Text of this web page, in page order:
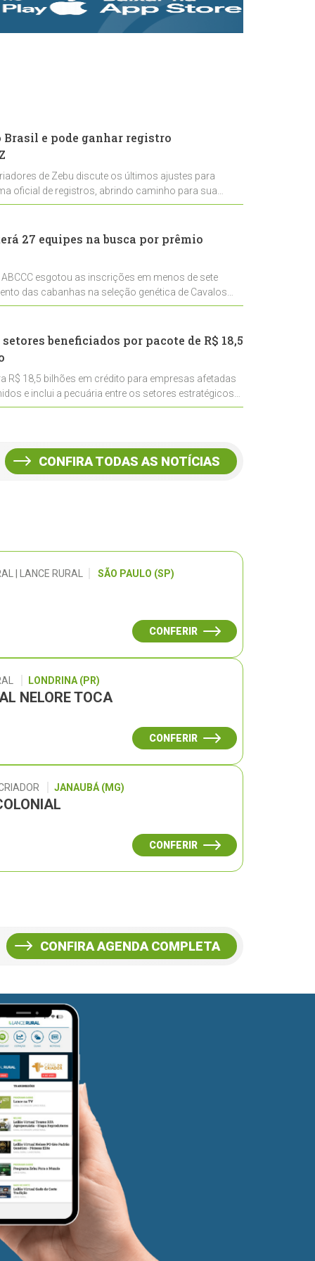
rastreabilidade e
rigor técnico para
Brasil e pode ganhar registro
de Zebu discute os últimos ajustes para
oficial de registros, abrindo caminho para sua
27 equipes na busca por prêmio
esgotou as inscrições em menos de sete
das cabanhas na seleção genética de Cavalos
beneficiados por pacote de R$ 18,5
R$ 18,5 bilhões em crédito para empresas afetadas
e inclui a pecuária entre os setores estratégicos
CONFIRA TODAS AS NOTÍCIAS
| LANCE RURAL SÃO PAULO (SP)
CONFERIR
LONDRINA (PR)
NELORE TOCA
CONFERIR
JANAUBÁ (MG)
CONFERIR
CONFIRA AGENDA COMPLETA